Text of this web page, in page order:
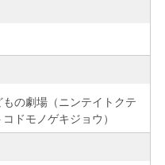
の劇場（ニンテイトクテ
ドモノゲキジョウ）